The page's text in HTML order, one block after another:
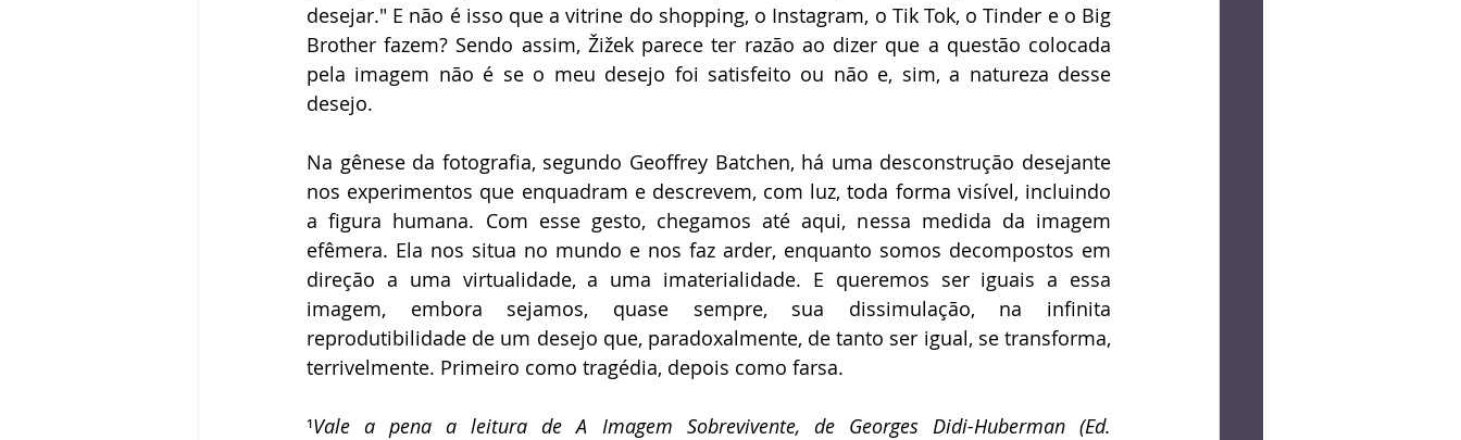
desejar." E não é isso que a vitrine do shopping, o Instagram, o Tik Tok, o Tinder e o Big
Brother fazem? Sendo assim, Žižek parece ter razão ao dizer que a questão colocada
pela imagem não é se o meu desejo foi satisfeito ou não e, sim, a natureza desse
desejo.
Na gênese da fotografia, segundo Geoffrey Batchen, há uma desconstrução desejante
nos experimentos que enquadram e descrevem, com luz, toda forma visível, incluindo
a figura humana. Com esse gesto, chegamos até aqui, nessa medida da imagem
efêmera. Ela nos situa no mundo e nos faz arder, enquanto somos decompostos em
direção a uma virtualidade, a uma imaterialidade. E queremos ser iguais a essa
imagem, embora sejamos, quase sempre, sua dissimulação, na infinita
reprodutibilidade de um desejo que, paradoxalmente, de tanto ser igual, se transforma,
terrivelmente. Primeiro como tragédia, depois como farsa.
¹Vale a pena a leitura de A Imagem Sobrevivente, de Georges Didi-Huberman (Ed.